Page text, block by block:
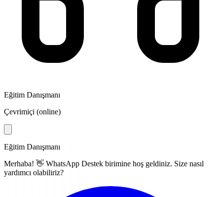
Eğitim Danışmanı
Çevrimiçi (online)
Eğitim Danışmanı
Merhaba! 👋 WhatsApp Destek birimine hoş geldiniz. Size nasıl
yardımcı olabiliriz?